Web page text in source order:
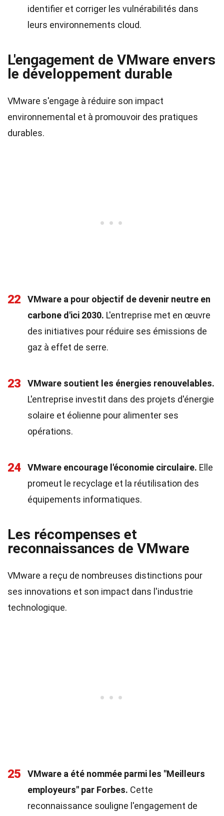
identifier et corriger les vulnérabilités dans
leurs environnements cloud.
L'engagement de VMware envers
le développement durable
VMware s'engage à réduire son impact
environnemental et à promouvoir des pratiques
durables.
22
VMware a pour objectif de devenir neutre en
carbone d'ici 2030. L'entreprise met en œuvre
des initiatives pour réduire ses émissions de
gaz à effet de serre.
23
VMware soutient les énergies renouvelables.
L'entreprise investit dans des projets d'énergie
solaire et éolienne pour alimenter ses
opérations.
24 VMware encourage l'économie circulaire. Elle
promeut le recyclage et la réutilisation des
équipements informatiques.
Les récompenses et
reconnaissances de VMware
VMware a reçu de nombreuses distinctions pour
ses innovations et son impact dans l'industrie
technologique.
25
VMware a été nommée parmi les "Meilleurs
employeurs" par Forbes. Cette
reconnaissance souligne l'engagement de